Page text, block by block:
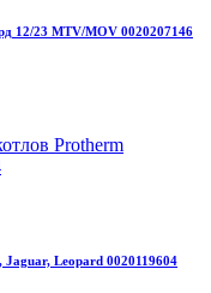
12/23 MTV/MOV 0020207146
Jaguar, Leopard 0020119604